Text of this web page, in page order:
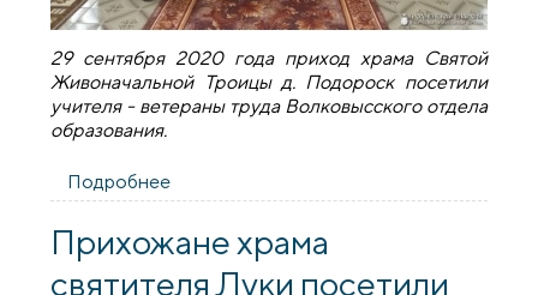
29 сентября 2020 года приход храма Святой
Живоначальной Троицы д. Подороск посетили
учителя - ветераны труда Волковысского отдела
образования.
Подробнее
учителя-ветераны труда Волковысского
Прихожане храма
святителя Луки посетили